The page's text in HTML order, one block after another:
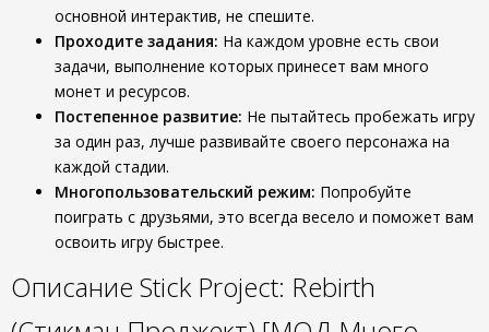
основной интерактив, не спешите.
Проходите задания: На каждом уровне есть свои
задачи, выполнение которых принесет вам много
монет и ресурсов.
Постепенное развитие: Не пытайтесь пробежать игру
за один раз, лучше развивайте своего персонажа на
каждой стадии.
Многопользовательский режим: Попробуйте
поиграть с друзьями, это всегда весело и поможет вам
освоить игру быстрее.
Описание Stick Project: Rebirth